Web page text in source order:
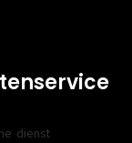
dienst